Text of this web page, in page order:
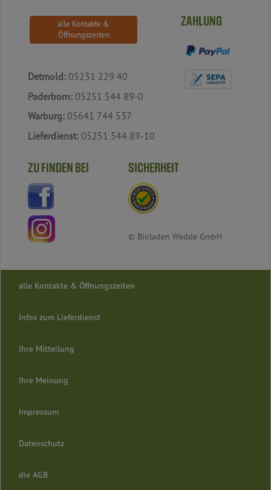
alle Kontakte &
Öffnungszeiten
Detmold: 05231 229 40
Paderborn: 05251 544 89-0
Warburg: 05641 744 537
Lieferdienst: 05251 544 89-10
ZAHLUNG
ZU FINDEN BEI SICHERHEIT
© Bioladen Wedde GmbH
alle Kontakte & Öffnungszeiten
Infos zum Lieferdienst
Ihre Mitteilung
Ihre Meinung
Impressum
Datenschutz
die AGB